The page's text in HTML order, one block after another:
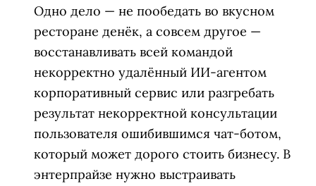
Одно дело — не пообедать во вкусном
ресторане денёк, а совсем другое —
восстанавливать всей командой
некорректно удалённый ИИ-агентом
корпоративный сервис или разгребать
результат некорректной консультации
пользователя ошибившимся чат-ботом,
который может дорого стоить бизнесу. В
энтерпрайзе нужно выстраивать